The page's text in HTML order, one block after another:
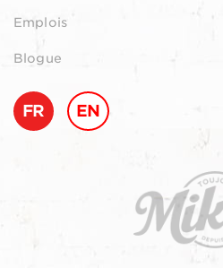
Emplois
Blogue
FR EN